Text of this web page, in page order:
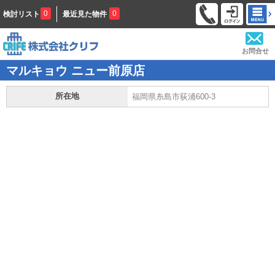
検討リスト 0 最近見た物件 0
お問合せ
マルキョウ ニュー前原店
所在地 福岡県糸島市荻浦600-3